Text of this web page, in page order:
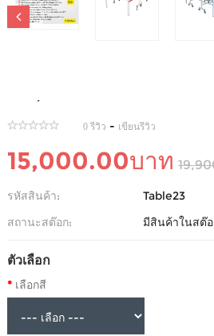
โต๊ะปิงปอง WAGA 25 ML ( ผิวโ
0 รีวิว - เขียนรีวิว
15,000.00บาท
รหัสสินค้า:
Table23
สถานะสต๊อก:
มีสินค้าในสต๊
ตัวเลือก
เลือกสี